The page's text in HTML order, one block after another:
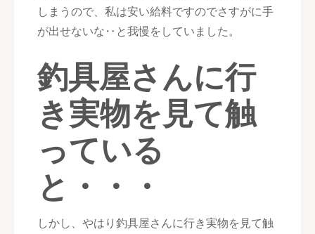
しまうので、私は安い給料ですのでさすがに手
が出せないな‥と我慢をしていました。
釣具屋さんに行
き実物を見て触
っている
と・・・
しかし、やはり釣具屋さんに行き実物を見て触